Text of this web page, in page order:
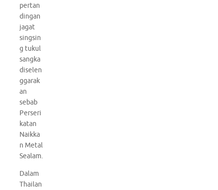
pertan
dingan
jagat
singsin
g tukul
sangka
diselen
ggarak
an
sebab
Perseri
katan
Naikka
n Metal
Sealam.
Dalam
Thailan